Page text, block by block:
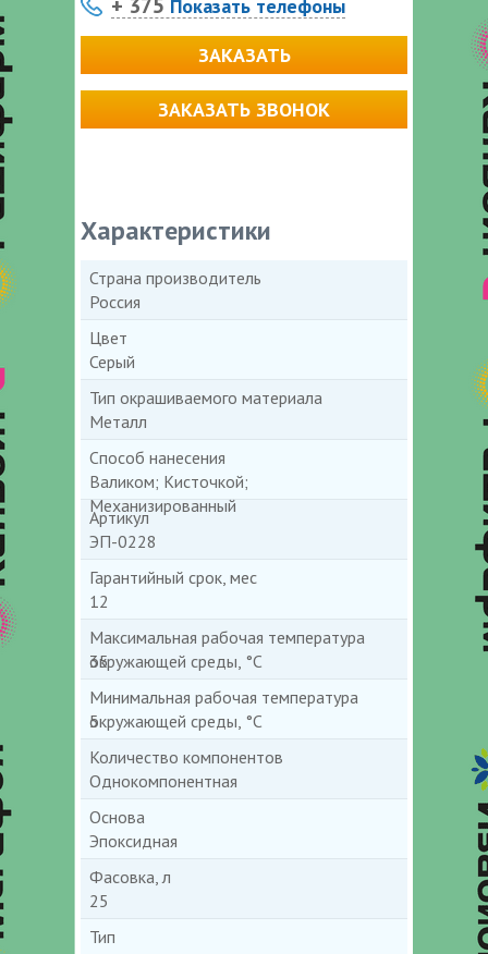
Показать телефоны
ЗАКАЗАТЬ
ЗАКАЗАТЬ ЗВОНОК
Характеристики
Страна производитель
Россия
Цвет
Серый
Тип окрашиваемого материала
Металл
Способ нанесения
Валиком; Кисточкой;
Механизированный
Артикул
ЭП-0228
Гарантийный срок, мес
12
Максимальная рабочая температура
окружающей среды, °С
35
Минимальная рабочая температура
окружающей среды, °С
5
Количество компонентов
Однокомпонентная
Основа
Эпоксидная
Фасовка, л
25
Тип